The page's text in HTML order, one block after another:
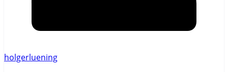
holgerluening